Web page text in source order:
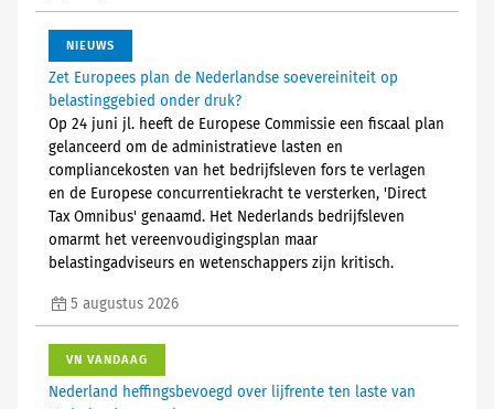
NIEUWS
Zet Europees plan de Nederlandse soevereiniteit op
belastinggebied onder druk?
Op 24 juni jl. heeft de Europese Commissie een fiscaal plan
gelanceerd om de administratieve lasten en
compliancekosten van het bedrijfsleven fors te verlagen
en de Europese concurrentiekracht te versterken, 'Direct
Tax Omnibus' genaamd. Het Nederlands bedrijfsleven
omarmt het vereenvoudigingsplan maar
belastingadviseurs en wetenschappers zijn kritisch.
5 augustus 2026
VN VANDAAG
Nederland heffingsbevoegd over lijfrente ten laste van